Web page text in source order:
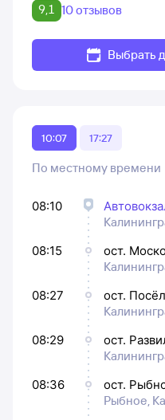
9,1 10 отзывов
Выбрать
10:07 17:27
По местному времени
08:10
08:15
ост.
08:27
ост.
08:29
ост.
08:36
ост.
Рыбное,